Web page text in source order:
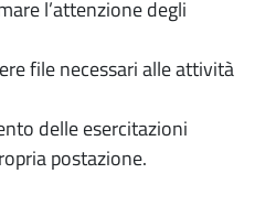
l’attenzione degli
file necessari alle attività
delle esercitazioni
postazione.